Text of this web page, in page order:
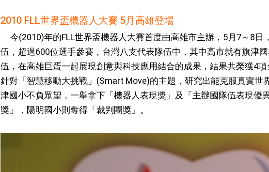
2010 FLL世界盃機器人大賽 5月高雄登場
今(2010)年的FLL世界盃機器人大賽首度由高雄市主辦，5月7～8日
伍，超過600位選手參賽，台灣八支代表隊伍中，其中高市就有旗津
伍，在高雄巨蛋一起展現創意與科技應用結合的成果，結果共榮獲4
針對「智慧移動大挑戰」(Smart Move)的主題，研究出能克服真實世
津國小不負眾望，一舉拿下「機器人表現獎」及「主辦國隊伍表現優
獎」，陽明國小則奪得「裁判團獎」。